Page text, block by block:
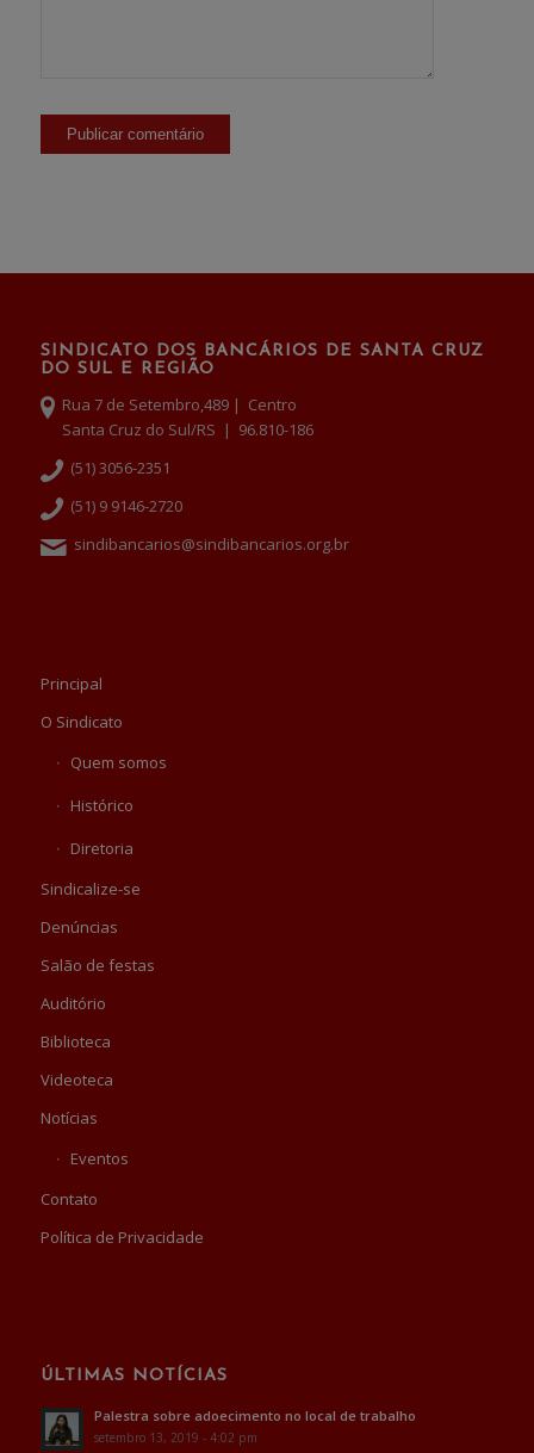
SINDICATO DOS BANCÁRIOS DE SANTA CRUZ
DO SUL E REGIÃO
Rua 7 de Setembro,489 | Centro
Santa Cruz do Sul/RS | 96.810-186
(51) 3056-2351
(51) 9 9146-2720
sindibancarios@sindibancarios.org.br
Principal
O Sindicato
Quem somos
Histórico
Diretoria
Sindicalize-se
Denúncias
Salão de festas
Auditório
Biblioteca
Videoteca
Notícias
Eventos
Contato
Política de Privacidade
ÚLTIMAS NOTÍCIAS
Palestra sobre adoecimento no local de trabalho
setembro 13, 2019 - 4:02 pm